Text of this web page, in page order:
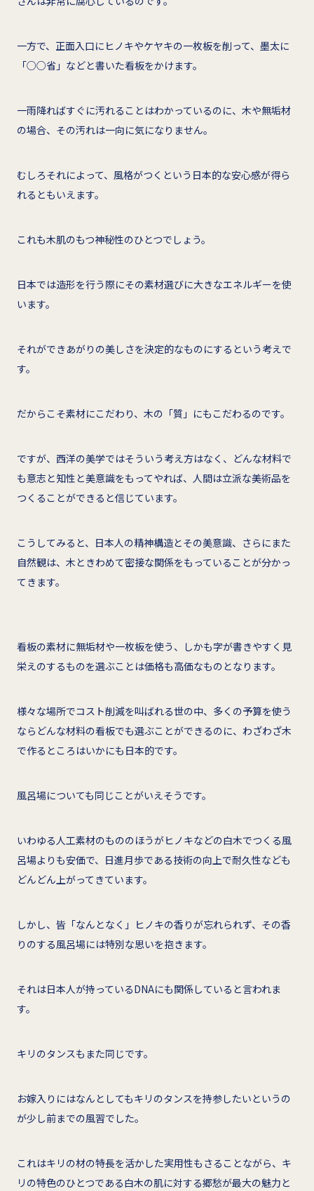
一方で、正面入口にヒノキやケヤキの一枚板を削って、墨太に
「○○省」などと書いた看板をかけます。
一雨降ればすぐに汚れることはわかっているのに、木や無垢材
の場合、その汚れは一向に気になりません。
むしろそれによって、風格がつくという日本的な安心感が得ら
れるともいえます。
これも木肌のもつ神秘性のひとつでしょう。
日本では造形を行う際にその素材選びに大きなエネルギーを使
います。
それができあがりの美しさを決定的なものにするという考えで
す。
だからこそ素材にこだわり、木の「質」にもこだわるのです。
ですが、西洋の美学ではそういう考え方はなく、どんな材料で
も意志と知性と美意識をもってやれば、人間は立派な美術品を
つくることができると信じています。
こうしてみると、日本人の精神構造とその美意識、さらにまた
自然観は、木ときわめて密接な関係をもっていることが分かっ
てきます。
看板の素材に無垢材や一枚板を使う、しかも字が書きやすく見
栄えのするものを選ぶことは価格も高価なものとなります。
様々な場所でコスト削減を叫ばれる世の中、多くの予算を使う
ならどんな材料の看板でも選ぶことができるのに、わざわざ木
で作るところはいかにも日本的です。
風呂場についても同じことがいえそうです。
いわゆる人工素材のもののほうがヒノキなどの白木でつくる風
呂場よりも安価で、日進月歩である技術の向上で耐久性なども
どんどん上がってきています。
しかし、皆「なんとなく」ヒノキの香りが忘れられず、その香
りのする風呂場には特別な思いを抱きます。
それは日本人が持っているDNAにも関係していると言われま
す。
キリのタンスもまた同じです。
お嫁入りにはなんとしてもキリのタンスを持参したいというの
が少し前までの風習でした。
これはキリの材の特長を活かした実用性もさることながら、キ
リの特色のひとつである白木の肌に対する郷愁が最大の魅力と